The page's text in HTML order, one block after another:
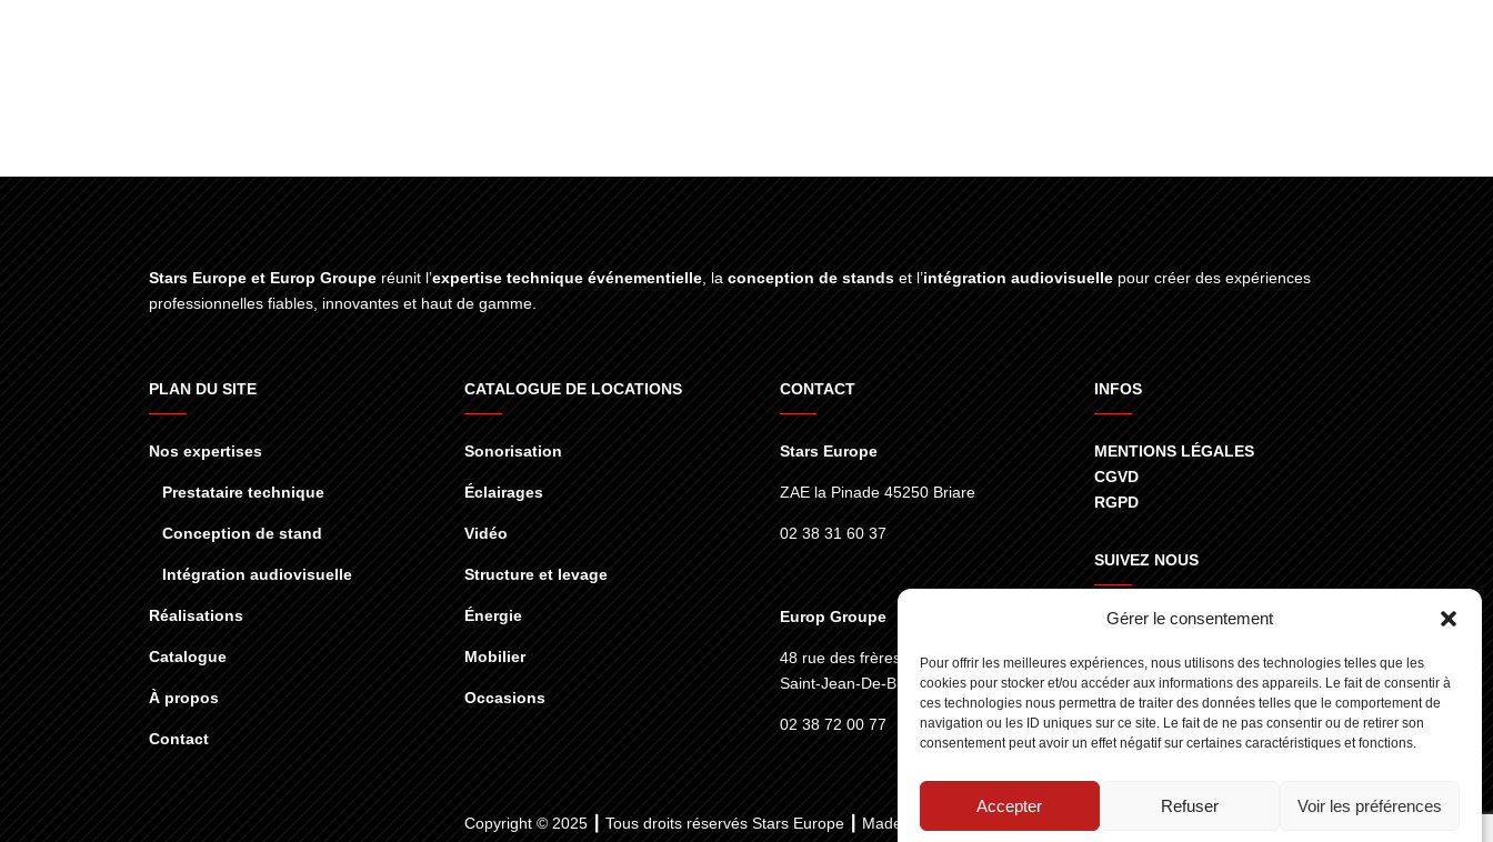
Gérer le consentement
Pour offrir les meilleures expériences, nous utilisons des technologies telles que les
cookies pour stocker et/ou accéder aux informations des appareils. Le fait de consentir à
ces technologies nous permettra de traiter des données telles que le comportement de
navigation ou les ID uniques sur ce site. Le fait de ne pas consentir ou de retirer son
consentement peut avoir un effet négatif sur certaines caractéristiques et fonctions.
Accepter Refuser Voir les préférences
Stars Europe et Europ Groupe réunit l’expertise technique événementielle, laconception de stands et l’intégration audiovisuelle pour créer des expériences
professionnelles fiables, innovantes et haut de gamme.
PLAN DU SITE
Nos expertises
Prestataire technique
Conception de stand
Intégration audiovisuelle
Réalisations
Catalogue
À propos
Contact
CATALOGUE DE LOCATIONS
Sonorisation
Éclairages
Vidéo
Structure et levage
Énergie
Mobilier
Occasions
CONTACT
Stars Europe
ZAE la Pinade 45250 Briare
02 38 31 60 37
Europ Groupe
48 rue des frères lumières45800
Saint-Jean-De-Braye
02 38 72 00 77
INFOS
MENTIONS LÉGALES
CGVD
RGPD
SUIVEZ NOUS
Copyright © 2025 ┃ Tous droits réservés Stars Europe┃ Made by :